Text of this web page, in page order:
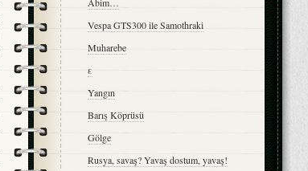
Vespa GTS300 ile Samothraki
Muharebe
ε
Yangın
Barış Köprüsü
Gölge
Rusya, savaş? Yavaş dostum, yavaş!